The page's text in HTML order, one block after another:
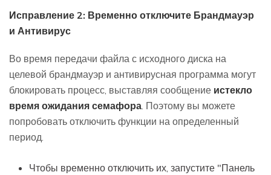
Исправление 2: Временно отключите Брандмауэр
и Антивирус
Во время передачи файла с исходного диска на
целевой брандмауэр и антивирусная программа могут
блокировать процесс, выставляя сообщение истекло
время ожидания семафора. Поэтому вы можете
попробовать отключить функции на определенный
период.
Чтобы временно отключить их, запустите "Панель